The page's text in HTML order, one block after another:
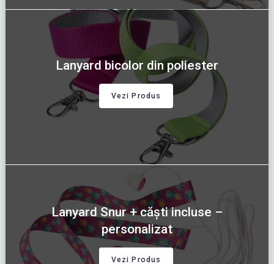
Lanyard bicolor din poliester
Vezi Produs
Lanyard Snur + căști incluse –
personalizat
Vezi Produs